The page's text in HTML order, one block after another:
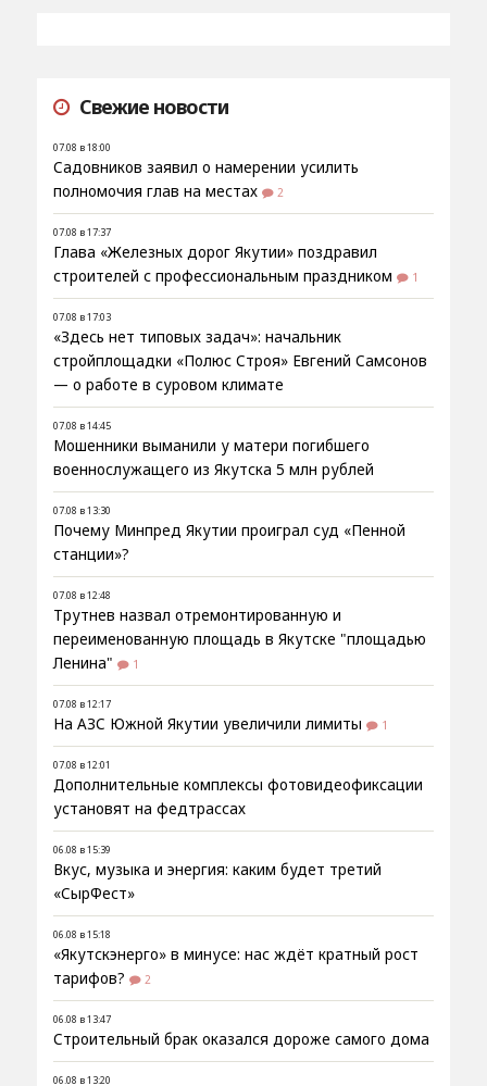
Свежие новости
07.08 в 18:00
Садовников заявил о намерении усилить
полномочия глав на местах
2
07.08 в 17:37
Глава «Железных дорог Якутии» поздравил
строителей с профессиональным праздником
1
07.08 в 17:03
«Здесь нет типовых задач»: начальник
стройплощадки «Полюс Строя» Евгений Самсонов
— о работе в суровом климате
07.08 в 14:45
Мошенники выманили у матери погибшего
военнослужащего из Якутска 5 млн рублей
07.08 в 13:30
Почему Минпред Якутии проиграл суд «Пенной
станции»?
07.08 в 12:48
Трутнев назвал отремонтированную и
переименованную площадь в Якутске "площадью
Ленина"
1
07.08 в 12:17
На АЗС Южной Якутии увеличили лимиты 1
07.08 в 12:01
Дополнительные комплексы фотовидеофиксации
установят на федтрассах
06.08 в 15:39
Вкус, музыка и энергия: каким будет третий
«СырФест»
06.08 в 15:18
«Якутскэнерго» в минусе: нас ждёт кратный рост
тарифов?
2
06.08 в 13:47
Строительный брак оказался дороже самого дома
06.08 в 13:20